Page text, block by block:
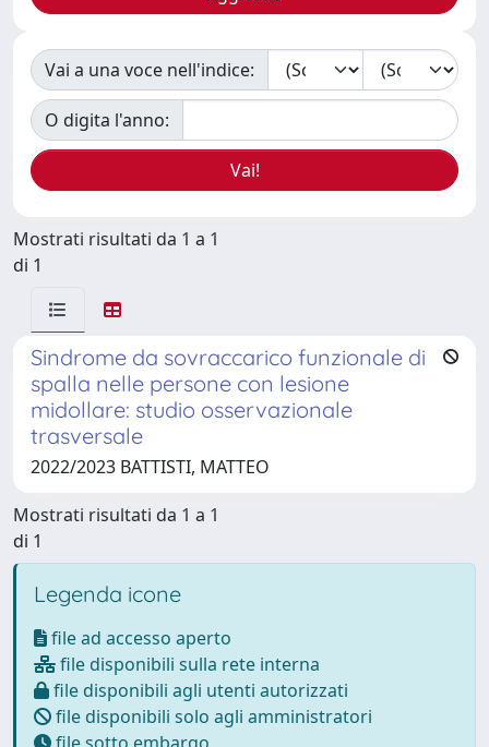
Vai a una voce nell'indice:
O digita l'anno:
Mostrati risultati da 1 a 1
di 1
Sindrome da sovraccarico funzionale di
spalla nelle persone con lesione
midollare: studio osservazionale
trasversale
2022/2023 BATTISTI, MATTEO
Mostrati risultati da 1 a 1
di 1
Legenda icone
file ad accesso aperto
file disponibili sulla rete interna
file disponibili agli utenti autorizzati
file disponibili solo agli amministratori